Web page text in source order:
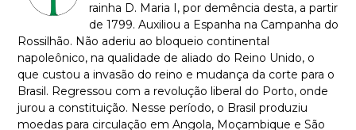
rainha D. Maria I, por demência desta, a partir
de 1799. Auxiliou a Espanha na Campanha do
Rossilhão. Não aderiu ao bloqueio continental
napoleônico, na qualidade de aliado do Reino Unido, o
que custou a invasão do reino e mudança da corte para o
Brasil. Regressou com a revolução liberal do Porto, onde
jurou a constituição. Nesse período, o Brasil produziu
moedas para circulação em Angola, Moçambique e São